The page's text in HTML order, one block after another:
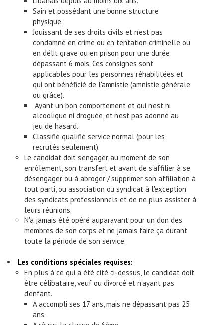
Sain et possédant une bonne structure
physique.
Jouissant de ses droits civils et n'est pas
condamné en crime ou en tentation criminelle ou
en délit grave ou en prison pour une durée
dépassant 6 mois. Ces consignes sont
applicables pour les personnes réhabilitées et
qui ont bénéficié de l'amnistie (amnistie générale
ou grâce).
Ayant un bon comportement et qui n'est ni
alcoolique ni droguée, et n'est pas adonné au
jeu de hasard.
Classifié qualifié service normal (pour les
recrutés seulement).
Le candidat doit s'engager, au moment de son
enrôlement, son transfert et avant de s'affilier à se
désengager ou à abroger / supprimer son affiliation à
tout parti, ou association ou syndicat à l'exception
des syndicats professionnels et de ne plus assister à
leurs réunions.
N'a jamais été opéré auparavant pour un don des
membres de son corps et ne jamais faire ça durant
toute la période de son service.
Les conditions spéciales requises:
En plus à ce qui a été cité ci-dessus, le candidat doit
être célibataire, veuf ou divorcé et n'ayant pas
d'enfant.
A accompli ses 17 ans, mais ne dépassant pas 25
ans.